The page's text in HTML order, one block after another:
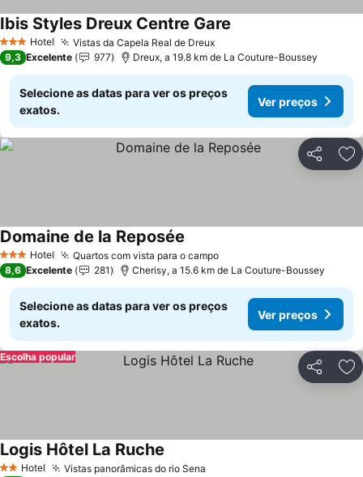
3 EstrelasHotel Vistas da Capela Real de Dreux
Ibis Styles Dreux Centre Gare
9,3 Excelente 977 Dreux, a 19.8 km de La Couture-Boussey
Selecione as datas para ver os preços
exatos.
Ver preços
Partilhar
3 EstrelasHotel Quartos com vista para o campo
Domaine de la Reposée
8,6 Excelente 281 Cherisy, a 15.6 km de La Couture-Boussey
Selecione as datas para ver os preços
exatos.
Ver preços
Partilhar
Escolha popular
2 Estrelas
Hotel Vistas panorâmicas do rio Sena
Logis Hôtel La Ruche